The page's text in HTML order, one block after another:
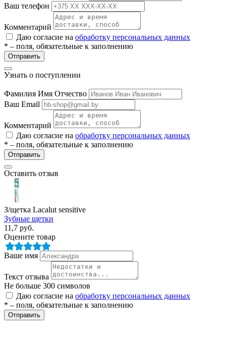
Ваш телефон
Комментарий
Даю согласие на обработку персональных данных
* – поля, обязательные к заполнению
Отправить
Узнать о поступлении
Фамилия Имя Отчество
Ваш Email
Комментарий
Даю согласие на обработку персональных данных
* – поля, обязательные к заполнению
Отправить
Оставить отзыв
З/щетка Lacalut sensitive
Зубные щетки
11,7 руб.
Оцените товар
Ваше имя
Текст отзыва
Не больше 300 символов
Даю согласие на обработку персональных данных
* – поля, обязательные к заполнению
Отправить